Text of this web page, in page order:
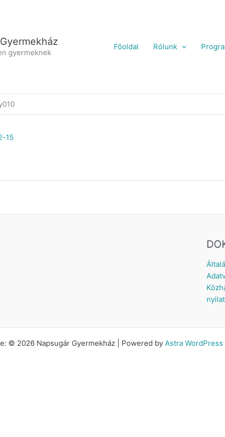
gyermeknek
Főoldal Rólunk
15
© 2026 Napsugár Gyermekház | Powered by Astra WordPress